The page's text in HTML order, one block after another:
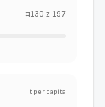
#130 z 197
t per capita